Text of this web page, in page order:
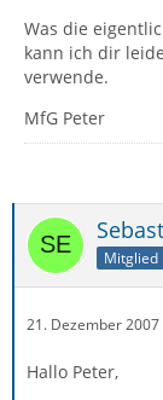
Was die
kann ich dir
verwende.
MfG Peter
Mitglied
21. Dezember
Hallo Peter,